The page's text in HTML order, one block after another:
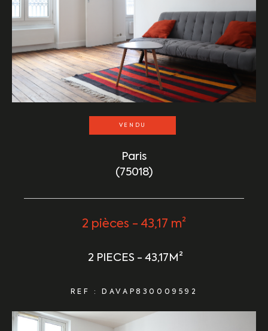
VENDU
Paris
(75018)
2 pièces - 43,17 m²
2 PIECES - 43,17M²
REF : DAVAP830009592